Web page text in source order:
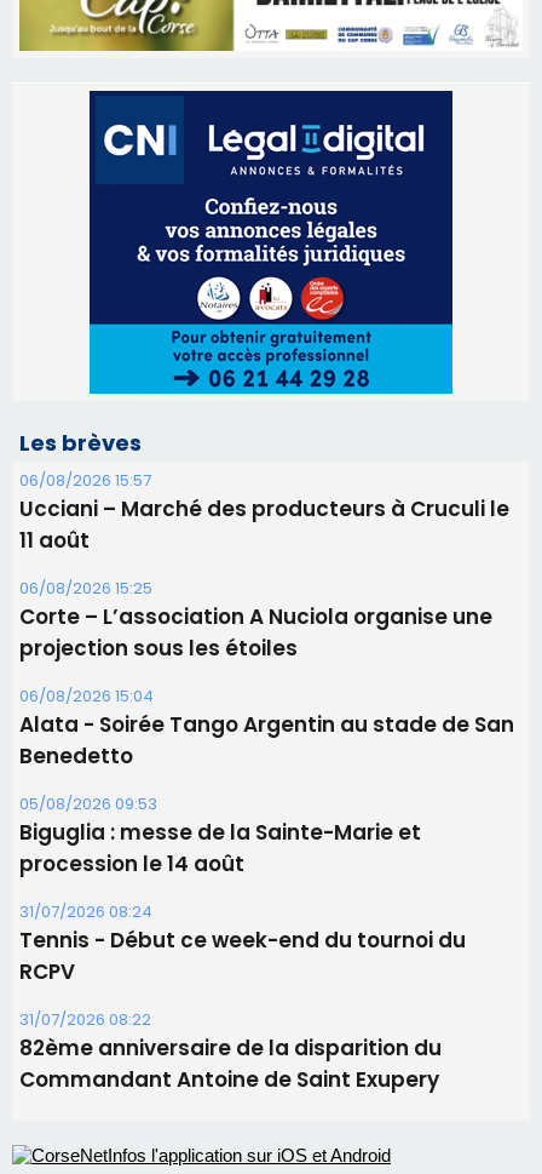
Les brèves
Ucciani – Marché des producteurs à Cruculi le
Corte – L’association A Nuciola organise une
projection sous les étoiles
Alata - Soirée Tango Argentin au stade de San
Benedetto
05/08/2026 09:53
Biguglia : messe de la Sainte-Marie et
procession le 14 août
31/07/2026 08:24
Tennis - Début ce week-end du tournoi du
RCPV
31/07/2026 08:22
82ème anniversaire de la disparition du
Commandant Antoine de Saint Exupery
Les plus lus
Satine Nomary est la nouvelle Miss Corse 2026
d'un spectacle qui ne reviendra pas avant 2081
En Corse, un début de saison marqué par une
consommation en recul dans les restaurants
face à une nouvelle escroquerie au faux vendeur de